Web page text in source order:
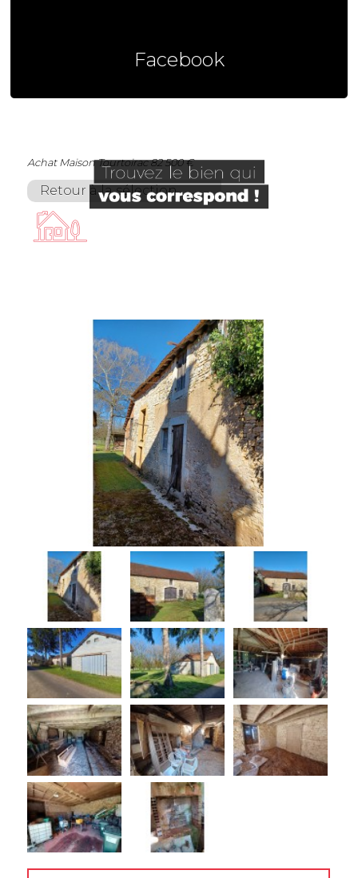
Facebook
Achat Maison Tourtoirac 82 500 €
Retour à la sélection